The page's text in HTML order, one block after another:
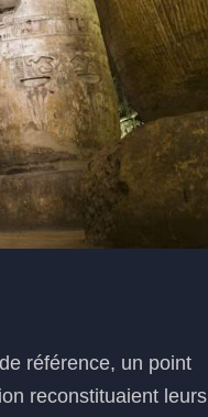
référence, un point
reconstituaient leurs